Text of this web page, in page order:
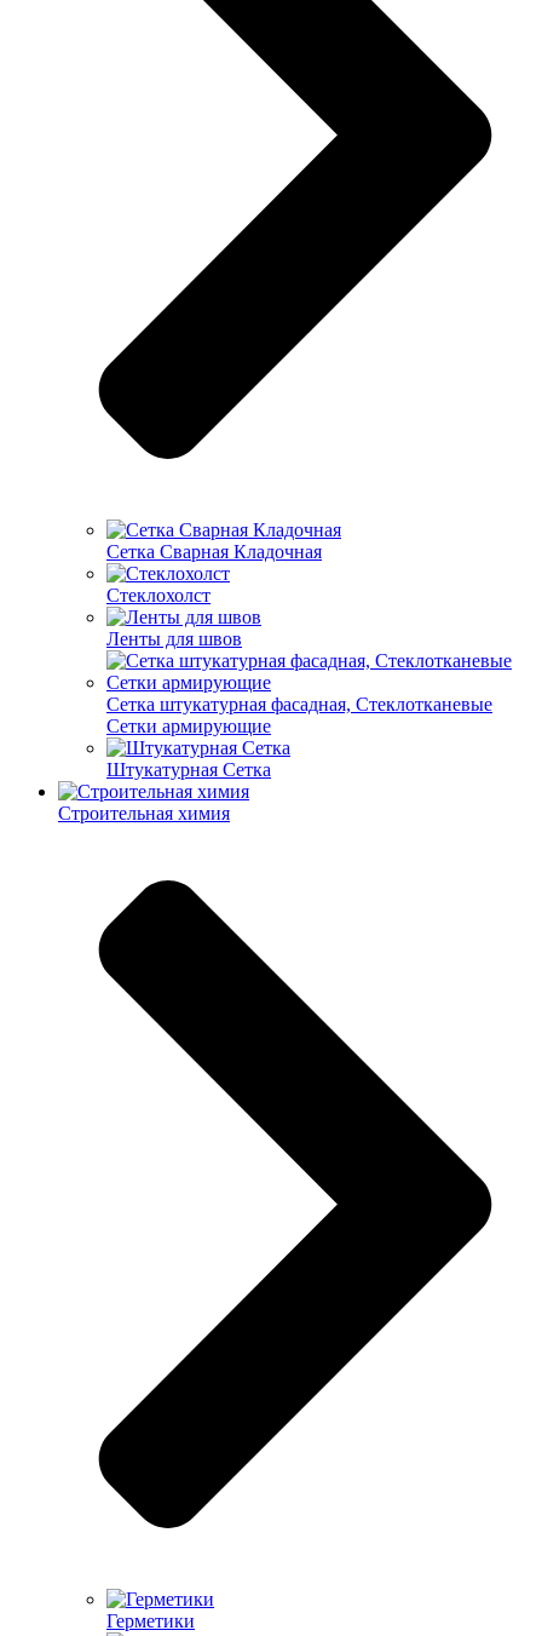
Cетка Сварная Кладочная
Cтеклохолст
Ленты для швов
Сетка штукатурная фасадная, Стеклотканевые
Сетки армирующие
Штукатурная Сетка
Строительная химия
Герметики